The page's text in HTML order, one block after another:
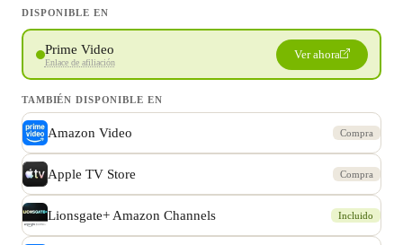
DISPONIBLE EN
Prime Video
Enlace de afiliación
Ver ahora
TAMBIÉN DISPONIBLE EN
Amazon Video Compra
Apple TV Store Compra
Lionsgate+ Amazon Channels Incluido